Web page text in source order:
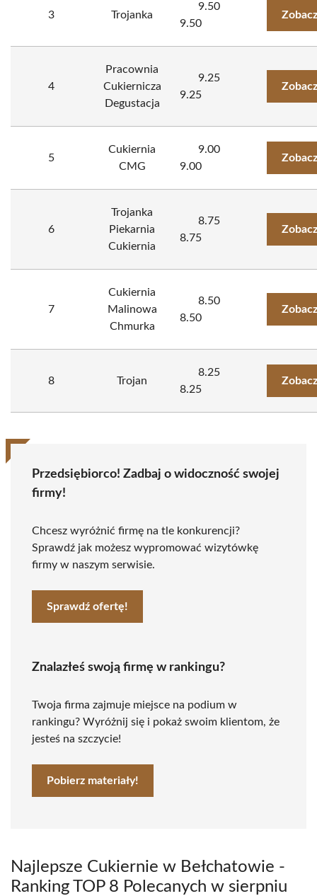
3 Trojanka
9.50
9.50
4
Pracownia
Cukiernicza
Degustacja
9.25
9.25
5
Cukiernia
CMG
9.00
9.00
6
Trojanka
Piekarnia
Cukiernia
8.75
8.75
7
Cukiernia
Malinowa
Chmurka
8.50
8.50
8 Trojan
8.25
8.25
Przedsiębiorco! Zadbaj o widoczność swojej
firmy!
Chcesz wyróżnić firmę na tle konkurencji?
Sprawdź jak możesz wypromować wizytówkę
firmy w naszym serwisie.
Sprawdź ofertę!
Znalazłeś swoją firmę w rankingu?
Twoja firma zajmuje miejsce na podium w
rankingu? Wyróżnij się i pokaż swoim klientom, że
jesteś na szczycie!
Pobierz materiały!
Najlepsze Cukiernie w Bełchatowie -
Ranking TOP 8 Polecanych w sierpniu